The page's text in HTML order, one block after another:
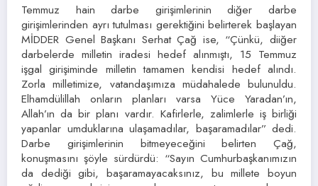
Temmuz hain darbe girişimlerinin diğer darbe
girişimlerinden ayrı tutulması gerektiğini belirterek başlayan
MİDDER Genel Başkanı Serhat Çağ ise, “Çünkü, diiğer
darbelerde milletin iradesi hedef alınmıştı, 15 Temmuz
işgal girişiminde milletin tamamen kendisi hedef alındı.
Zorla milletimize, vatandaşımıza müdahalede bulunuldu.
Elhamdülillah onların planları varsa Yüce Yaradan’ın,
Allah’ın da bir planı vardır. Kafirlerle, zalimlerle iş birliği
yapanlar umduklarına ulaşamadılar, başaramadılar” dedi.
Darbe girişimlerinin bitmeyeceğini belirten Çağ,
konuşmasını şöyle sürdürdü: “Sayın Cumhurbaşkanımızın
da dediği gibi, başaramayacaksınız, bu millete boyun